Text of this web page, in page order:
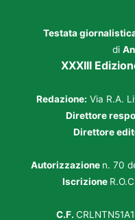
Testata
di
XXXIII
Redazione: Via R.A.
Direttore
Direttore
Autorizzazione n. 70
Iscrizione
C.F.